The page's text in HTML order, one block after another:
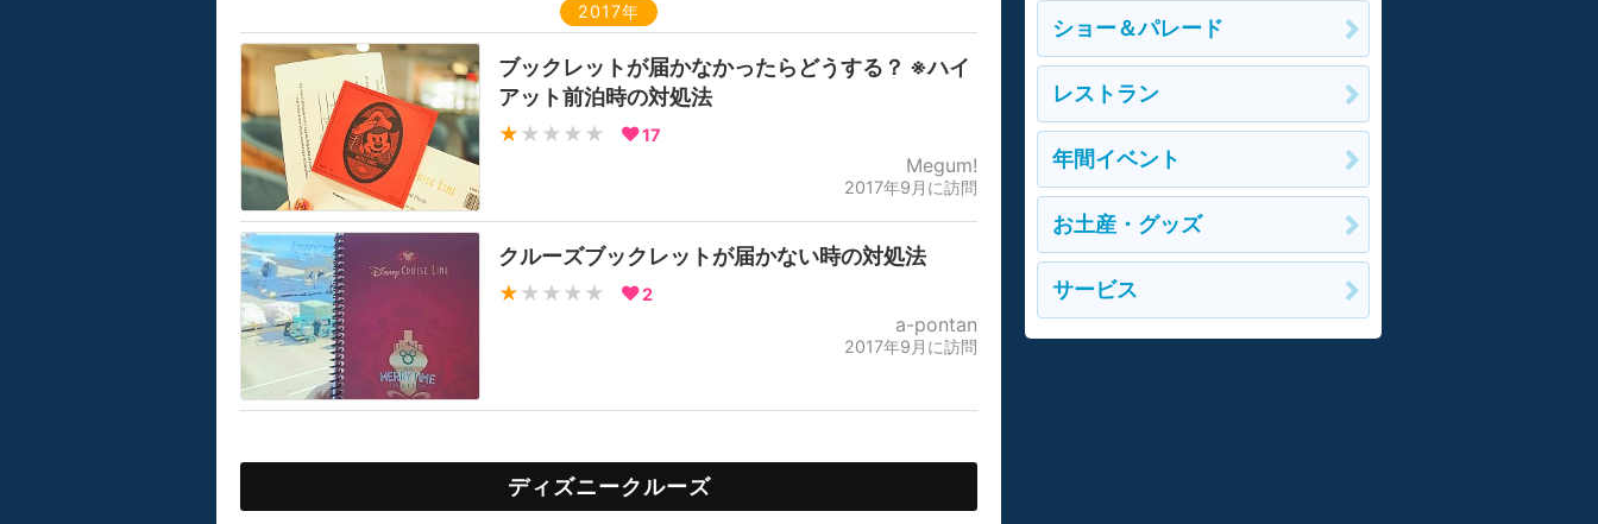
2017年
ブックレットが届かなかったらどうする？ ※ハイ
アット前泊時の対処法
★ ★★★★ 17
Megum!
2017年9月に訪問
クルーズブックレットが届かない時の対処法
★ ★★★★ 2
a-pontan
2017年9月に訪問
ディズニークルーズ
ショー＆パレード
レストラン
年間イベント
お土産・グッズ
サービス